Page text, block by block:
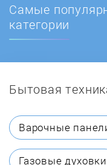
Самые
категории
Бытовая
Варочные
Газовые духовки